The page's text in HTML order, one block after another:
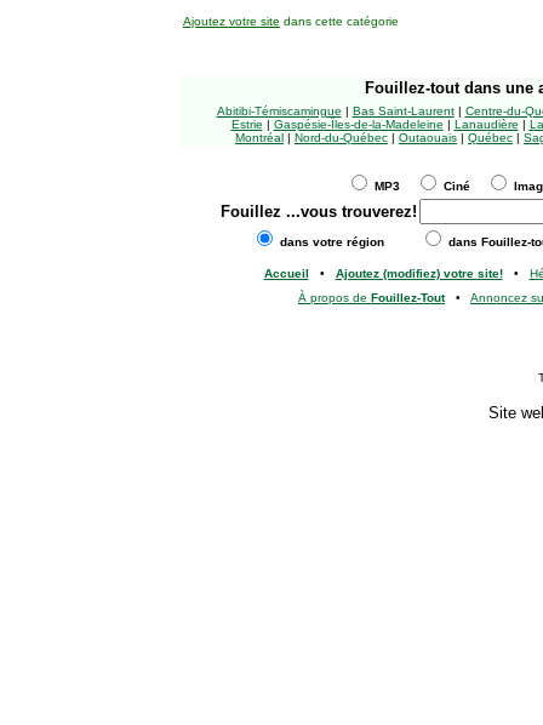
Ajoutez votre site dans cette catégorie
Fouillez-tout dans une
Abitibi-Témiscamingue | Bas Saint-Laurent| Centre-du-
Estrie | Gaspésie-Îles-de-la-Madeleine | Lanaudière |
Montréal | Nord-du-Québec | Outaouais | Québec |
MP3 Ciné
Fouillez ...vous trouverez!
dans votre région dans Fouillez-
Accueil • Ajoutez (modifiez) votre site!•
À propos de Fouillez-Tout• Annoncez
Site